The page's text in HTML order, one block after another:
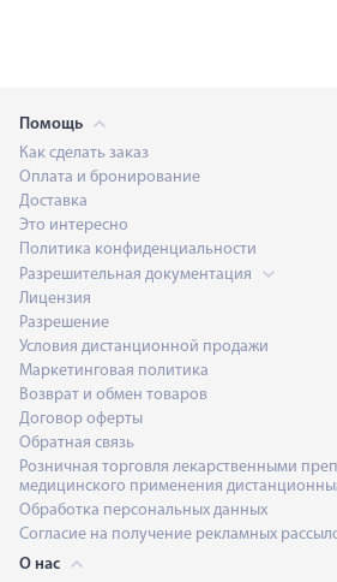
Помощь
Как сделать заказ
Оплата и бронирование
Доставка
Это интересно
Политика конфиденциальности
Разрешительная документация
Лицензия
Разрешение
Условия дистанционной продажи
Маркетинговая политика
Возврат и обмен товаров
Договор оферты
Обратная связь
Розничная торговля лекарственными
медицинского применения
Обработка персональных данных
Согласие на получение рекламных
О нас